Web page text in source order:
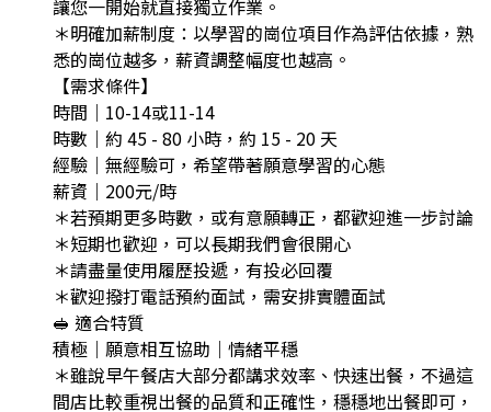
讓您一開始就直接獨立作業。
＊明確加薪制度：以學習的崗位項目作為評估依據，熟
悉的崗位越多，薪資調整幅度也越高。
【需求條件】
時間｜10-14或11-14
時數｜約 45 - 80 小時，約 15 - 20 天
經驗｜無經驗可，希望帶著願意學習的心態
薪資｜200元/時
＊若預期更多時數，或有意願轉正，都歡迎進一步討論
＊短期也歡迎，可以長期我們會很開心
＊請盡量使用履歷投遞，有投必回覆
＊歡迎撥打電話預約面試，需安排實體面試
🥪 適合特質
積極｜願意相互協助｜情緒平穩
＊雖說早午餐店大部分都講求效率、快速出餐，不過這
間店比較重視出餐的品質和正確性，穩穩地出餐即可，